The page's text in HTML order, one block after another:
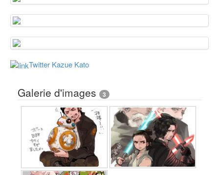
Twitter Kazue Kato
Galerie d'images 3